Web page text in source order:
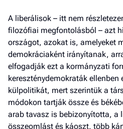
A liberálisok – itt nem
filozófiai megfontolásból – azt
országot, azokat is, amelyeket
demokráciaként irányítanak,
elfogadják ezt a kormányzati
kereszténydemokraták ellenben
külpolitikát, mert szerintük a
módokon tartják össze és
arab tavasz is bebizonyította, a
összeomlást és káoszt, több